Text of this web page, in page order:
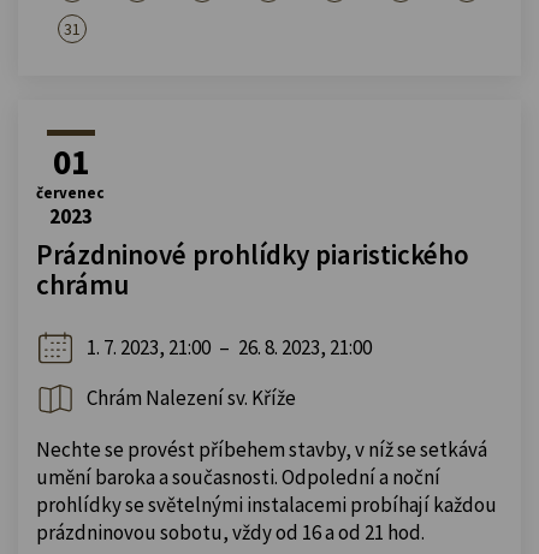
31
01
červenec
2023
Prázdninové prohlídky piaristického
chrámu
1. 7. 2023, 21:00 – 26. 8. 2023, 21:00
Chrám Nalezení sv. Kříže
Nechte se provést příbehem stavby, v níž se setkává
umění baroka a současnosti. Odpolední a noční
prohlídky se světelnými instalacemi probíhají každou
prázdninovou sobotu, vždy od 16 a od 21 hod.